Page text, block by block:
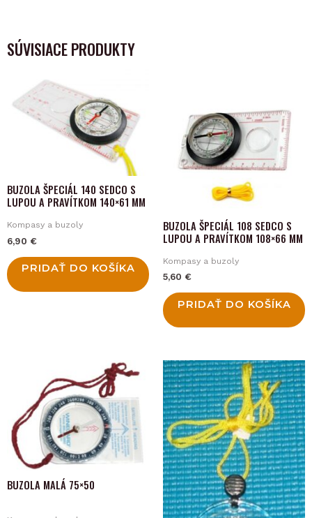
SÚVISIACE PRODUKTY
BUZOLA ŠPECIÁL 140 SEDCO S
LUPOU A PRAVÍTKOM 140×61 MM
Kompasy a buzoly
6,90 €
PRIDAŤ DO KOŠÍKA
BUZOLA ŠPECIÁL 108 SEDCO S
LUPOU A PRAVÍTKOM 108×66 MM
Kompasy a buzoly
5,60 €
PRIDAŤ DO KOŠÍKA
BUZOLA MALÁ 75×50